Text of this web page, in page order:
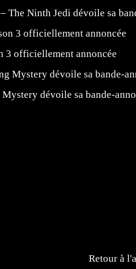
The Ninth Jedi dévoile sa
3 officiellement annoncée
dévoile sa bande-
Retour à